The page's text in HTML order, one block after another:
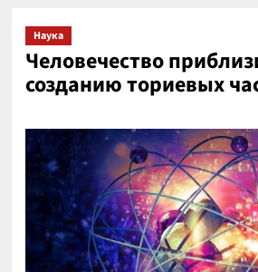
Наука
Человечество
созданию ториевых